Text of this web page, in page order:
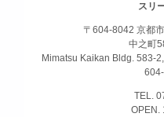
スリ
〒604-8042 京都
中之町
Mimatsu Kaikan Bldg. 583-
TEL.
OPEN.